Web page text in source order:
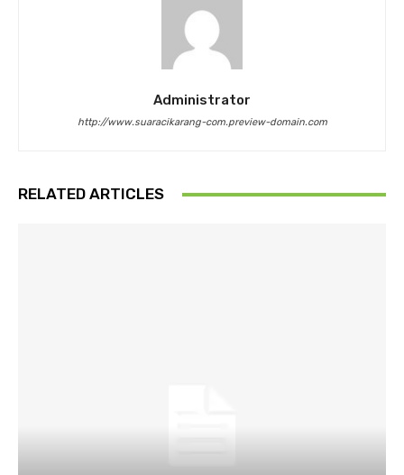
Administrator
http://www.suaracikarang-com.preview-domain.com
RELATED ARTICLES